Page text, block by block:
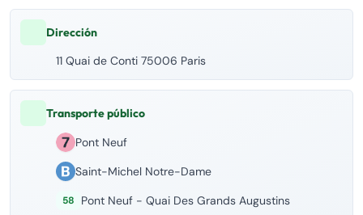
Dirección
11 Quai de Conti 75006 Paris
Transporte público
Pont Neuf
Saint-Michel Notre-Dame
58 Pont Neuf - Quai Des Grands Augustins